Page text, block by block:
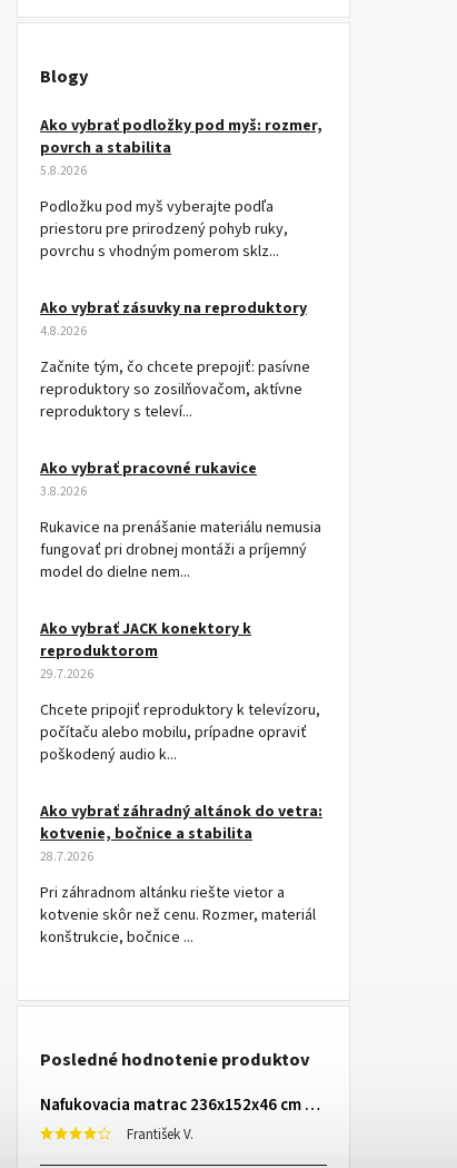
Blogy
Ako vybrať podložky pod myš: rozmer,
povrch a stabilita
5.8.2026
Podložku pod myš vyberajte podľa
priestoru pre prirodzený pohyb ruky,
povrchu s vhodným pomerom sklz...
Ako vybrať zásuvky na reproduktory
4.8.2026
Začnite tým, čo chcete prepojiť: pasívne
reproduktory so zosilňovačom, aktívne
reproduktory s televí...
Ako vybrať pracovné rukavice
3.8.2026
Rukavice na prenášanie materiálu nemusia
fungovať pri drobnej montáži a príjemný
model do dielne nem...
Ako vybrať JACK konektory k
reproduktorom
29.7.2026
Chcete pripojiť reproduktory k televízoru,
počítaču alebo mobilu, prípadne opraviť
poškodený audio k...
Ako vybrať záhradný altánok do vetra:
kotvenie, bočnice a stabilita
28.7.2026
Pri záhradnom altánku riešte vietor a
kotvenie skôr než cenu. Rozmer, materiál
konštrukcie, bočnice ...
Posledné hodnotenie produktov
Nafukovacia matrac 236x152x46 cm so zabudovanou elektrickou pumpou INTEX 64448
František V.